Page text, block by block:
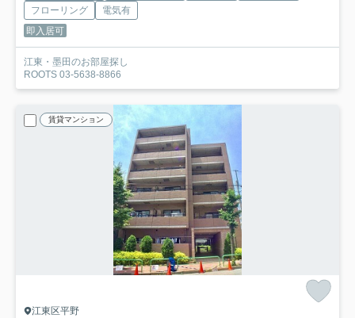
フローリング
電気有
即入居可
江東・墨田のお部屋探し
ROOTS 03-5638-8866
賃貸マンション
江東区平野